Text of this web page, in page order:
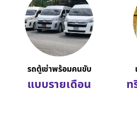
รถตู้เช่าพร้อมคนขับ
แบบรายเดือน ท